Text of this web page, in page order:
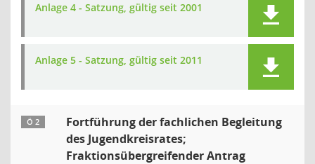
Anlage 4 - Satzung, gültig seit 2001
Anlage 5 - Satzung, gültig seit 2011
Ö 2
Fortführung der fachlichen Begleitung
des Jugendkreisrates;
Fraktionsübergreifender Antrag